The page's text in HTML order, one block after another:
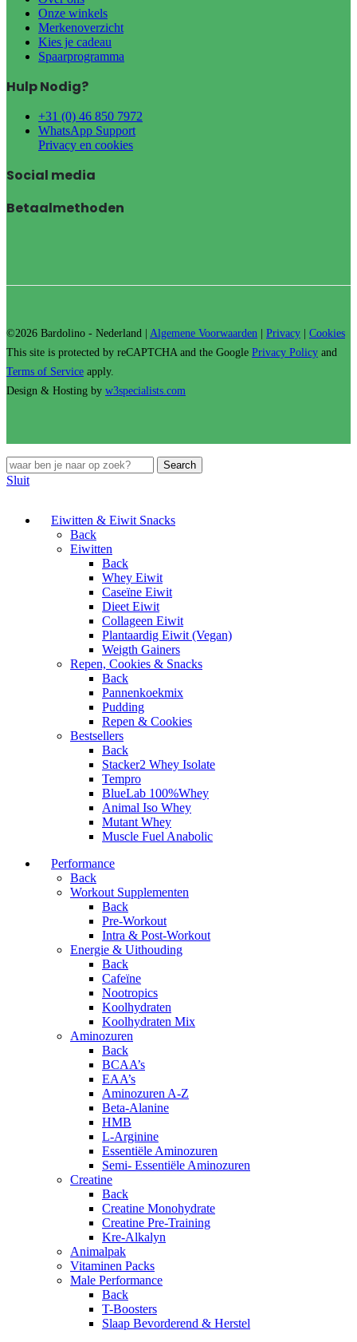
Onze winkels
Merkenoverzicht
Kies je cadeau
Spaarprogramma
Hulp Nodig?
+31 (0) 46 850 7972
WhatsApp Support
Privacy en cookies
Social media
Betaalmethoden
©2026 Bardolino - Nederland | Algemene Voorwaarden Privacy
Cookies
This site is protected by reCAPTCHA and the Google Privacy Policy and
Terms of Service apply.
Design & Hosting by w3specialists.com
Search
Sluit
Eiwitten & Eiwit Snacks
Back
Eiwitten
Back
Whey Eiwit
Caseïne Eiwit
Dieet Eiwit
Collageen Eiwit
Plantaardig Eiwit (Vegan)
Weigth Gainers
Repen, Cookies & Snacks
Back
Pannenkoekmix
Pudding
Repen & Cookies
Bestsellers
Back
Stacker2 Whey Isolate
Tempro
BlueLab 100%Whey
Animal Iso Whey
Mutant Whey
Muscle Fuel Anabolic
Performance
Back
Workout Supplementen
Back
Pre-Workout
Intra & Post-Workout
Energie & Uithouding
Back
Cafeïne
Nootropics
Koolhydraten
Koolhydraten Mix
Aminozuren
Back
BCAA’s
EAA’s
Aminozuren A-Z
Beta-Alanine
HMB
L-Arginine
Essentiële Aminozuren
Semi- Essentiële Aminozuren
Creatine
Back
Creatine Monohydrate
Creatine Pre-Training
Kre-Alkalyn
Animalpak
Vitaminen Packs
Male Performance
Back
T-Boosters
Slaap Bevorderend & Herstel